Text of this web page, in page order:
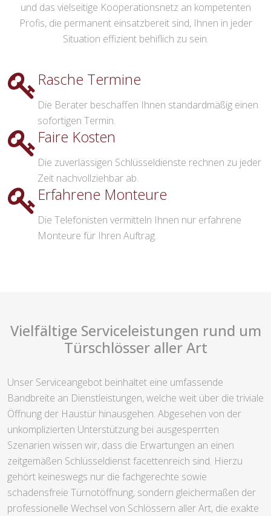
und das vielseitige Kooperationsnetz an kompetenten
Profis, die permanent einsatzbereit sind, Ihnen in jeder
Situation effizient behiflich zu sein.
Rasche Termine
Die Berater beschaffen Ihnen standardmäßig einen
sofortigen Termin.
Faire Kosten
Die zuverlässigen Schlüsseldienste rechnen zu jeder
Zeit nachvollziehbar ab.
Erfahrene Monteure
Die Telefonisten vermitteln Ihnen nur erfahrene
Monteure für Ihren Auftrag.
Vielfältige Serviceleistungen rund um
Türschlösser aller Art
Unser Serviceangebot beinhaltet eine umfassende
Bandbreite an Dienstleistungen, welche weit über die triviale
Öffnung der Haustür hinausgehen. Abgesehen von der
unkomplizierten Unterstützung bei ausgesperrten
Szenarien wissen wir, dass die Erwartungen an einen
zeitgemäßen Schlüsseldienst facettenreich sind. Hierzu
gehört keineswegs nur die fachgerechte sowie
schadensfreie Türnotöffnung, sondern gleichermaßen der
professionelle Wechsel von Schlössern aller Art, die exakte